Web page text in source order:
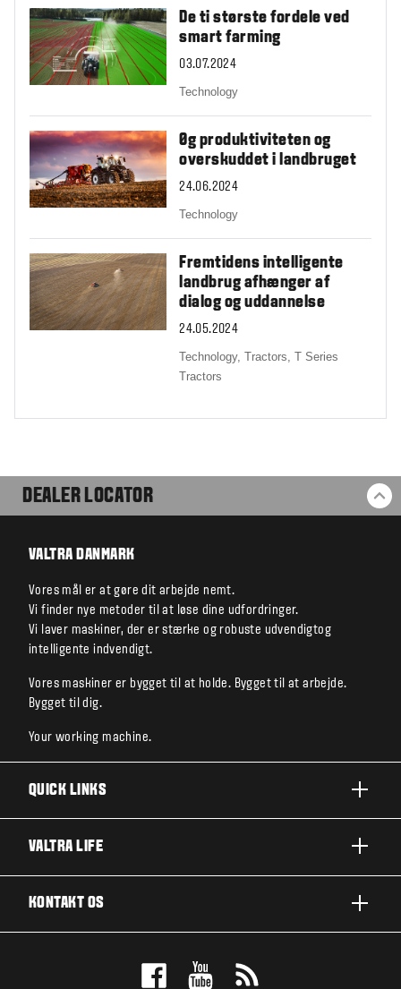
De ti største fordele ved
smart farming
03.07.2024
Technology
Øg produktiviteten og
overskuddet i landbruget
24.06.2024
Technology
Fremtidens intelligente
landbrug afhænger af
dialog og uddannelse
24.05.2024
Technology,Tractors,T Series
Tractors
DEALER LOCATOR
VALTRA DANMARK
Vores mål er at gøre dit arbejde nemt.
Vi finder nye metoder til at løse dine udfordringer.
Vi laver maskiner, der er stærke og robuste udvendigtog
intelligente indvendigt.
Vores maskiner er bygget til at holde. Bygget til at arbejde.
Bygget til dig.
Your working machine.
QUICK LINKS
TEKNOLOGILØSNINGER
VALTRA LIFE
KONTAKT OS